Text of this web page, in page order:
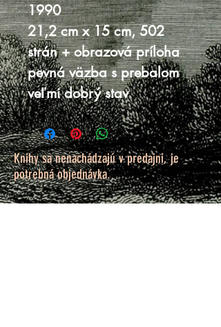
1990
21,2 cm x 15 cm, 502
strán + obrazová príloha
pevná väzba s prebalom
veľmi dobrý stav
Knihy sa nenachádzajú v predajni, je
potrebná objednávka.